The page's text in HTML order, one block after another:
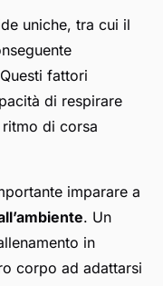
uniche, tra cui il
fattori
di respirare
di corsa
imparare a
. Un
in
corpo ad adattarsi